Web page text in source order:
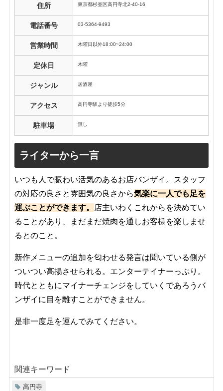
住所 東京都杉並区高円寺北2-40-16
電話番号 03-5364-9493
営業時間 木曜日以外18:00~24:00
定休日 木曜
ジャンル 居酒屋
アクセス 高円寺駅より徒歩5分
駐車場 無し
ライターから一言
いつも人で賑わい活気のあるお店バンザイ。スタッフ
の対応の良さと雰囲気の良さから気楽に一人でも足を
運ぶことができます。
店主いわくこれからを決めてい
ることがあり、まだまだ焼肉を通しお客様を楽しませ
るとのこと。
新作メニューの追加を匂わせる発言は聞いている側が
ついつい高揚させられる。エンターテイナーっぷり。
時代とともにマイナーチェンジをしていくであろうバ
ンザイに目を離すことができません。
是非一度足を運んでみてください。
関連キーワード
高円寺